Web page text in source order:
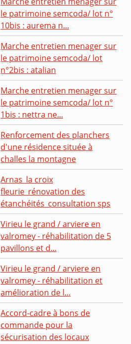
le patrimoine semcoda/ lot n°
10bis : aurema n...
Marche entretien menager sur
le patrimoine semcoda/ lot
n°2bis : atalian
Marche entretien menager sur
le patrimoine semcoda/ lot n°
1bis : nettra ne...
Renforcement des planchers
d'une résidence située à
challes la montagne
Arnas_la croix
fleurie_rénovation des
étanchéités_consultation sps
Virieu le grand / arviere en
valromey - réhabilitation de 5
pavillons et d...
Virieu le grand / arviere en
valromey - réhabilitation et
amélioration de l...
Accord-cadre à bons de
commande pour la
sécurisation des locaux